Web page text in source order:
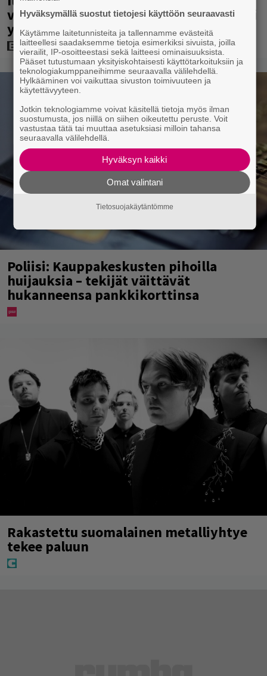
vältettiin petipuuhia – päätähti paljasti
yllättävän syyn vuonna 2007
Poliisi: Kauppakeskusten pihoilla
huijauksia – tekijät väittävät
hukanneensa pankkikorttinsa
Rakastettu suomalainen metalliyhtye
tekee paluun
Hyväksymällä suostut tietojesi käyttöön seuraavasti
Käytämme laitetunnisteita ja tallennamme evästeitä
laitteellesi saadaksemme tietoja esimerkiksi sivuista, joilla
vierailit, IP-osoitteestasi sekä laitteesi ominaisuuksista.
Pääset tutustumaan yksityiskohtaisesti käyttötarkoituksiin ja
teknologiakumppaneihimme seuraavalla välilehdellä.
Hylkääminen voi vaikuttaa sivuston toimivuuteen ja
käytettävyyteen.
Jotkin teknologiamme voivat käsitellä tietoja myös ilman
suostumusta, jos niillä on siihen oikeutettu peruste. Voit
vastustaa tätä tai muuttaa asetuksiasi milloin tahansa
seuraavalla välilehdellä.
Hyväksyn kaikki
Omat valintani
Tietosuojakäytäntömme